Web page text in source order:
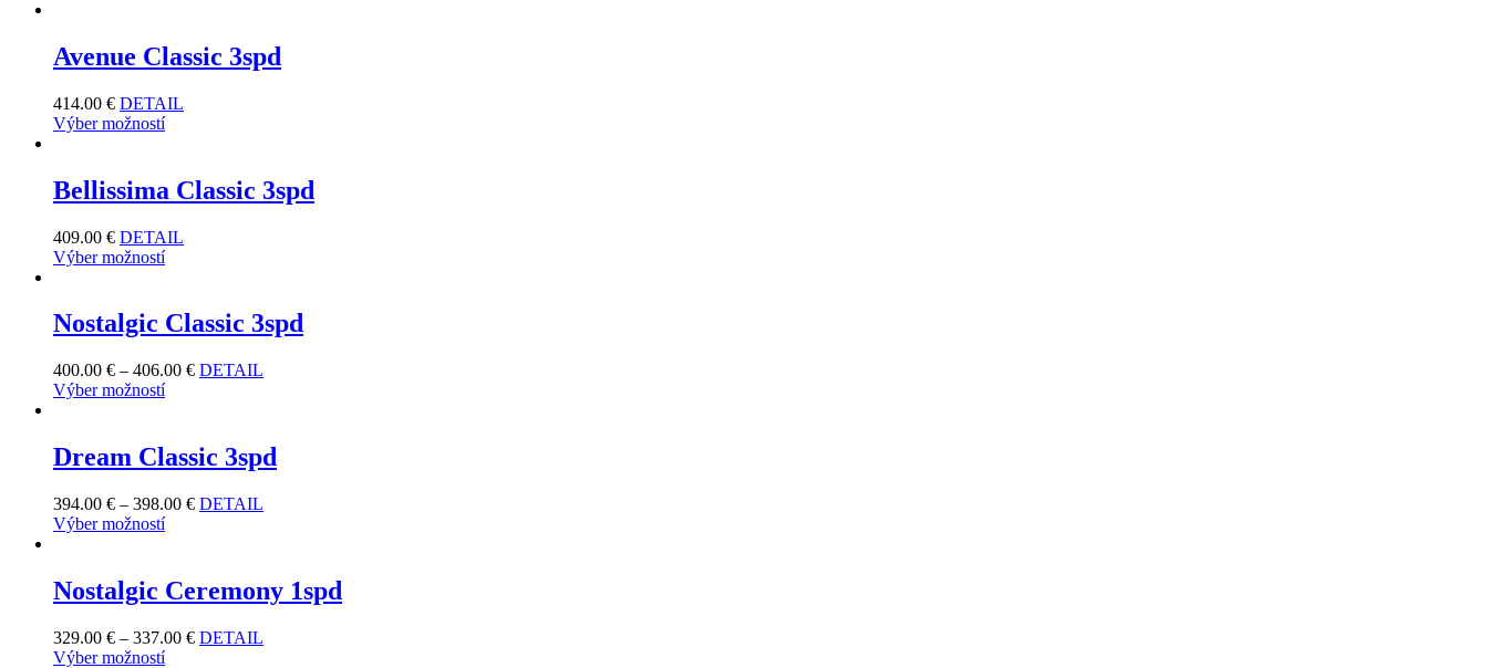
Avenue Classic 3spd
414.00 € DETAIL
Výber možností
Bellissima Classic 3spd
409.00 € DETAIL
Výber možností
Nostalgic Classic 3spd
400.00 € – 406.00 € DETAIL
Výber možností
Dream Classic 3spd
394.00 € – 398.00 € DETAIL
Výber možností
Nostalgic Ceremony 1spd
329.00 € – 337.00 € DETAIL
Výber možností